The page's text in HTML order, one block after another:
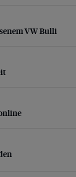
VW Bulli
VW Bulli